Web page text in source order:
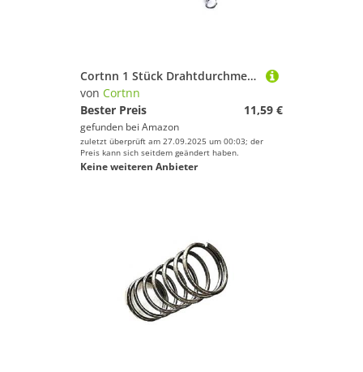
Cortnn 1 Stück Drahtdurchmesser 1 mm Verlängerung Expanding Spring Double Loop-End 304 Edelstahl Länge 30 mm-300 mm Out Dia.6 mm 8 mm 10 mm 12 mm(160mm,12mm)
von Cortnn
Bester Preis
11,59 €
gefunden bei Amazon
zuletzt überprüft am 27.09.2025 um 00:03; der
Preis kann sich seitdem geändert haben.
Keine weiteren Anbieter